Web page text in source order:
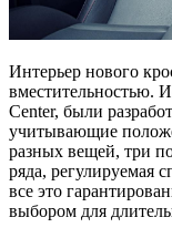
Интерьер нового
вместительностью.
Center, были
учитывающие
разных вещей, три
ряда, регулируемая
все это
выбором для